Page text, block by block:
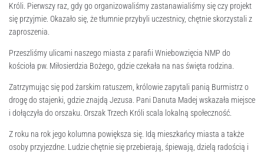
Króli. Pierwszy raz, gdy go organizowaliśmy zastanawialiśmy się czy projekt
się przyjmie. Okazało się, że tłumnie przybyli uczestnicy, chętnie skorzystali z
zaproszenia.
Przeszliśmy ulicami naszego miasta z parafii Wniebowzięcia NMP do
kościoła pw. Miłosierdzia Bożego, gdzie czekała na nas święta rodzina.
Zatrzymując się pod żarskim ratuszem, królowie zapytali panią Burmistrz o
drogę do stajenki, gdzie znajdą Jezusa. Pani Danuta Madej wskazała miejsce
i dołączyła do orszaku. Orszak Trzech Króli scala lokalną społeczność.
Z roku na rok jego kolumna powiększa się. Idą mieszkańcy miasta a także
osoby przyjezdne. Ludzie chętnie się przebierają, śpiewają, dzielą radością i